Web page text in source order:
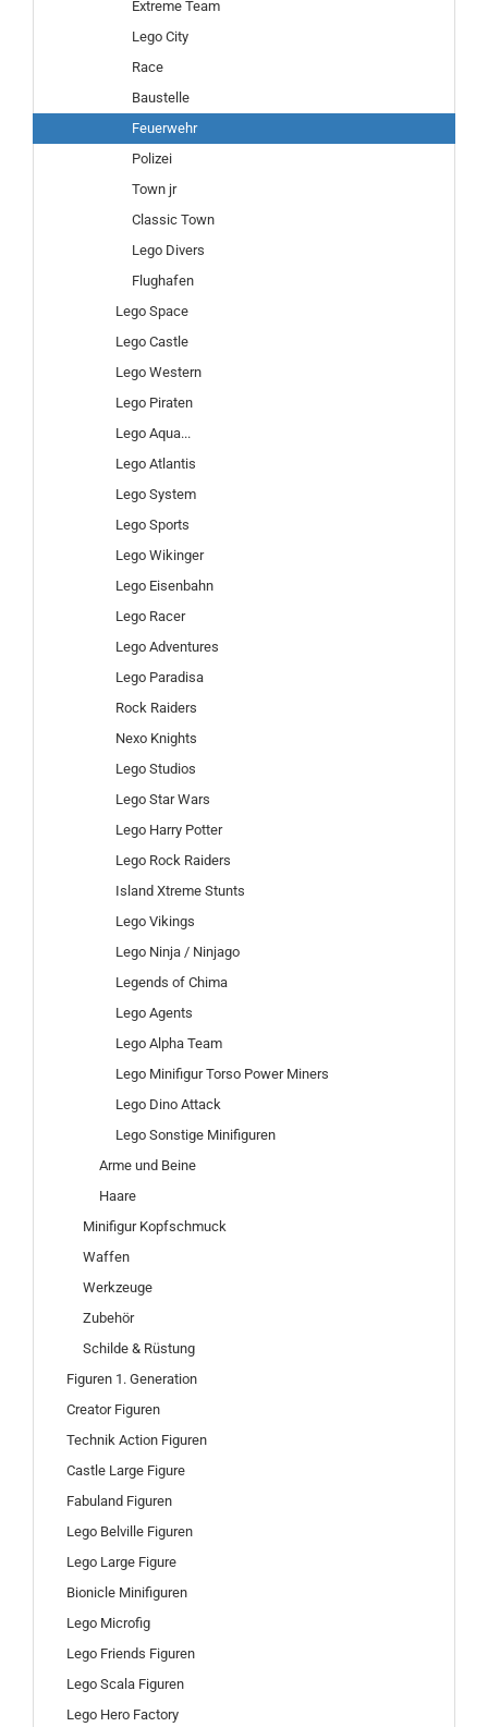
Extreme Team
Lego City
Race
Baustelle
Feuerwehr
Polizei
Town jr
Classic Town
Lego Divers
Flughafen
Lego Space
Lego Castle
Lego Western
Lego Piraten
Lego Aqua...
Lego Atlantis
Lego System
Lego Sports
Lego Wikinger
Lego Eisenbahn
Lego Racer
Lego Adventures
Lego Paradisa
Rock Raiders
Nexo Knights
Lego Studios
Lego Star Wars
Lego Harry Potter
Lego Rock Raiders
Island Xtreme Stunts
Lego Vikings
Lego Ninja / Ninjago
Legends of Chima
Lego Agents
Lego Alpha Team
Lego Minifigur Torso Power Miners
Lego Dino Attack
Lego Sonstige Minifiguren
Arme und Beine
Haare
Minifigur Kopfschmuck
Waffen
Werkzeuge
Zubehör
Schilde & Rüstung
Figuren 1. Generation
Creator Figuren
Technik Action Figuren
Castle Large Figure
Fabuland Figuren
Lego Belville Figuren
Lego Large Figure
Bionicle Minifiguren
Lego Microfig
Lego Friends Figuren
Lego Scala Figuren
Lego Hero Factory